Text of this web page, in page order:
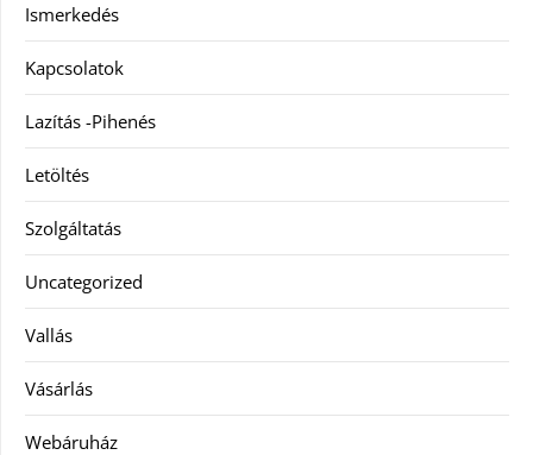
Ismerkedés
Kapcsolatok
Lazítás -Pihenés
Letöltés
Szolgáltatás
Uncategorized
Vallás
Vásárlás
Webáruház